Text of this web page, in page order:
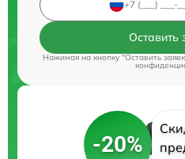
Оставить
Нажимая на кнопку "Оставить
-20%